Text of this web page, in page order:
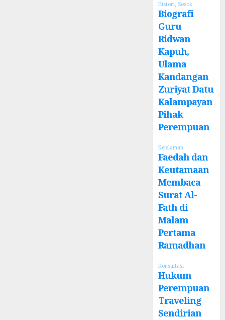
Histori, Sosok
Biografi
Guru
Ridwan
Kapuh,
Ulama
Kandangan
Zuriyat Datu
Kalampayan
Pihak
Perempuan
Keislaman
Faedah dan
Keutamaan
Membaca
Surat Al-
Fath di
Malam
Pertama
Ramadhan
Konsultasi
Hukum
Perempuan
Traveling
Sendirian